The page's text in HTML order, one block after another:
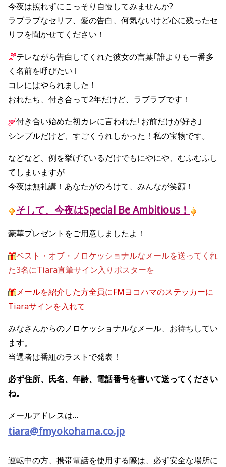
今夜は照れずにこっそり自慢してみませんか?
ラブラブなセリフ、愛の告白、何気ないけど心に残ったセ
リフを聞かせてください！
テレながら告白してくれた彼女の言葉｢誰よりも一番多
く名前を呼びたい｣
コレにはやられました！
おれたち、付き合って2年だけど、ラブラブです！
付き合い始めた初カレに言われた｢お前だけが好き｣
シンプルだけど、すごくうれしかった！私の宝物です。
などなど、例を挙げているだけでもにやにや、むふむふし
てしまいますが
今夜は無礼講！あなたがのろけて、みんなが笑顔！
そして、今夜はSpecial Be Ambitious！
豪華プレゼントをご用意しましたよ！
ベスト・オブ・ノロケッショナルなメールを送ってくれ
た3名にTiara直筆サイン入りポスターを
メールを紹介した方全員にFMヨコハマのステッカーに
Tiaraサインを入れて
みなさんからのノロケッショナルなメール、お待ちしてい
ます。
当選者は番組のラストで発表！
必ず住所、氏名、年齢、電話番号を書いて送ってください
ね。
メールアドレスは…
tiara@fmyokohama.co.jp
運転中の方、携帯電話を使用する際は、必ず安全な場所に